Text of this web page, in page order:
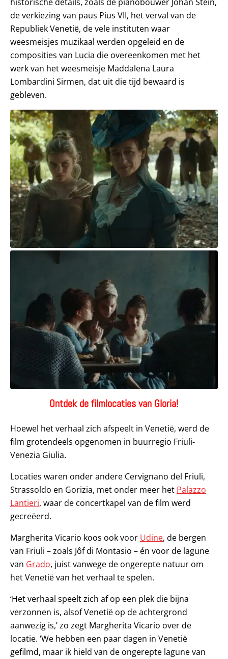
de verkiezing van paus Pius VII, het verval van de
Republiek Venetië, de vele instituten waar
weesmeisjes muzikaal werden opgeleid en de
composities van Lucia die overeenkomen met het
werk van het weesmeisje Maddalena Laura
Lombardini Sirmen, dat uit die tijd bewaard is
gebleven.
Ontdek de filmlocaties van Gloria!
Hoewel het verhaal zich afspeelt in Venetië, werd de
film grotendeels opgenomen in buurregio Friuli-
Venezia Giulia.
Locaties waren onder andere Cervignano del Friuli,
Strassoldo en Gorizia, met onder meer het Palazzo
Lantieri, waar de concertkapel van de film werd
gecreëerd.
Margherita Vicario koos ook voor Udine, de bergen
van Friuli – zoals Jôf di Montasio – én voor de lagune
van Grado, juist vanwege de ongerepte natuur om
het Venetië van het verhaal te spelen.
‘Het verhaal speelt zich af op een plek die bijna
verzonnen is, alsof Venetië op de achtergrond
aanwezig is,’ zo zegt Margherita Vicario over de
locatie. ‘We hebben een paar dagen in Venetië
gefilmd, maar ik hield van de ongerepte lagune van